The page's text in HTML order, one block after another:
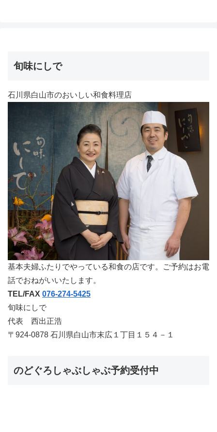
旬味にしで
石川県白山市のおいしい和食料理店
基本夫婦ふたりでやっている和食の店です。ご予約はお電
話でおねがいいたします。
TEL/FAX 076-274-5425
旬味にしで
代表 西出正浩
〒924-0878 石川県白山市末広１丁目１５４－１
のどぐろしゃぶしゃぶ予約受付中